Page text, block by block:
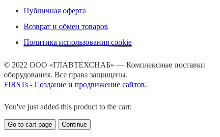
Публичная оферта
Возврат и обмен товаров
Политика использования cookie
© 2022 ООО «ГЛАВТЕХСНАБ» — Комплексные поставки
оборудования. Все права защищены.
FIRSTs - Создание и продвижение сайтов.
You've just added this product to the cart:
Go to cart page Continue